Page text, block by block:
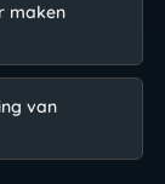
maken
van